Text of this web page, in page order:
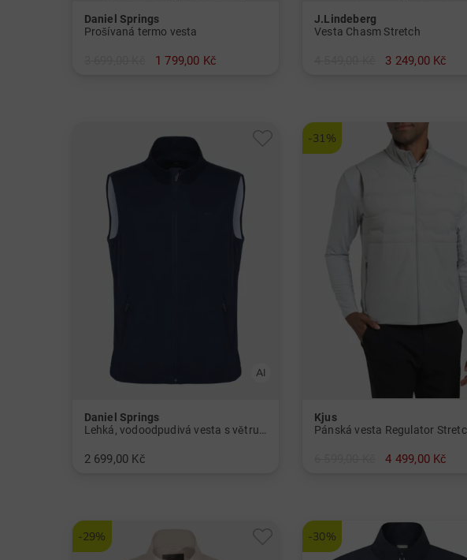
Daniel Springs
Prošívaná termo vesta
1 799,00 Kč
J.Lindeberg
Vesta Chasm Stretch
3 249,00 Kč
Daniel Springs
2 699,00 Kč
-31%
Kjus
Pánská vesta Regulator
4 499,00 Kč
-29% -30%